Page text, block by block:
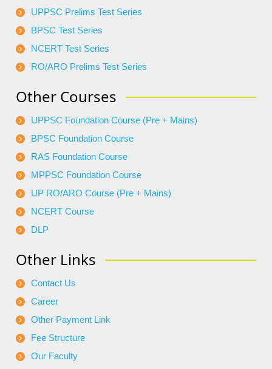
UPPSC Prelims Test Series
BPSC Test Series
NCERT Test Series
RO/ARO Prelims Test Series
Other Courses
UPPSC Foundation Course (Pre + Mains)
BPSC Foundation Course
RAS Foundation Course
MPPSC Foundation Course
UP RO/ARO Course (Pre + Mains)
NCERT Course
DLP
Other Links
Contact Us
Career
Other Payment Link
Fee Structure
Our Faculty